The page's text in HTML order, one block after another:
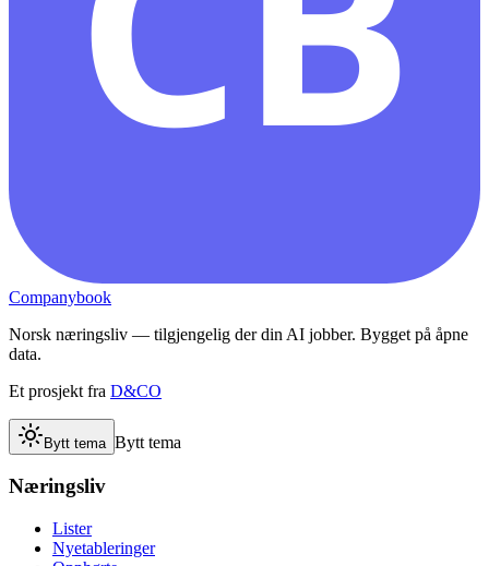
Companybook
Norsk næringsliv — tilgjengelig der din AI jobber. Bygget på åpne
data.
Et prosjekt fra D&CO
Bytt tema Bytt tema
Næringsliv
Lister
Nyetableringer